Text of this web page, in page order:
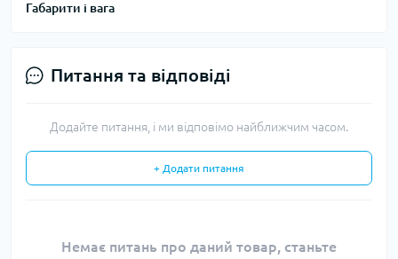
Габарити і вага
Питання та відповіді
Додайте питання, і ми відповімо найближчим часом.
+ Додати питання
Немає питань про даний товар, станьте